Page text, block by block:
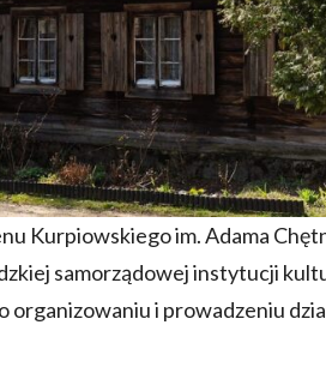
Kurpiowskiego im. Adama
samorządowej instytucji
i prowadzeniu